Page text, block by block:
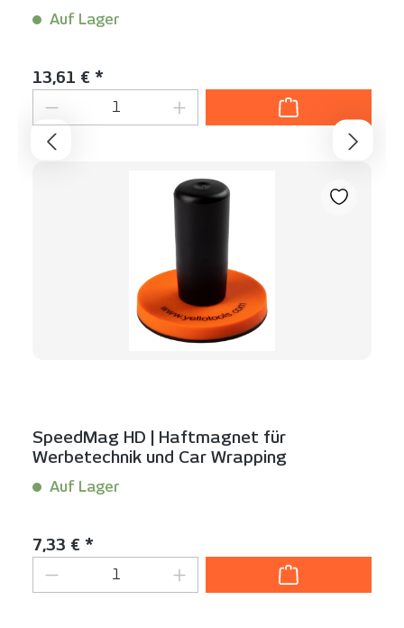
Auf Lager
Regulärer Preis:
13,61 € *
Produkt Anzahl: Gib den
SpeedMag HD | Haftmagnet für
Werbetechnik und Car Wrapping
Auf Lager
Regulärer Preis:
7,33 € *
Produkt Anzahl: Gib den